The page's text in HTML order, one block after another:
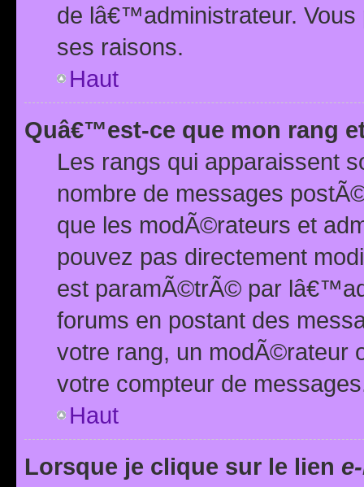
de lâ€™administrateur.
ses raisons.
Haut
Quâ€™est-ce que mon rang
Les rangs qui apparaissent
nombre de messages
que les modÃ©rateurs et
pouvez pas directement
est paramÃ©trÃ© par
forums en postant des
votre rang, un modÃ©rateur
votre compteur de
Haut
Lorsque je clique sur le lien